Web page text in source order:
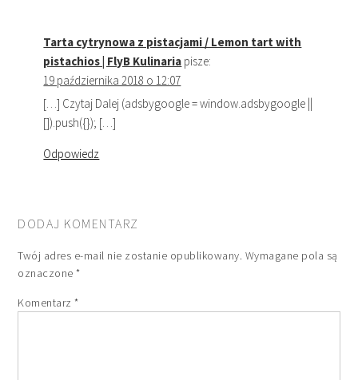
Tarta cytrynowa z pistacjami / Lemon tart with
pistachios | FlyB Kulinaria pisze:
19 października 2018 o 12:07
[…] Czytaj Dalej (adsbygoogle = window.adsbygoogle ||
[]).push({}); […]
Odpowiedz
DODAJ KOMENTARZ
Twój adres e-mail nie zostanie opublikowany. Wymagane pola są
oznaczone*
Komentarz*